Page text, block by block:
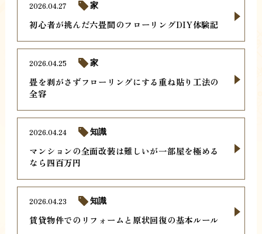
初心者が挑んだ六畳間のフローリングDIY体験記
2026.04.27 家
畳を剥がさずフローリングにする重ね貼り工法の
全容
2026.04.25 家
マンションの全面改装は難しいが一部屋を極める
なら四百万円
2026.04.24 知識
賃貸物件でのリフォームと原状回復の基本ルール
2026.04.23 知識